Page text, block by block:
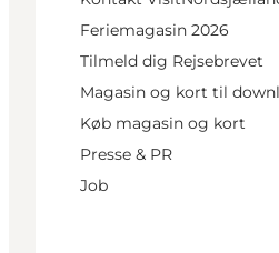
Feriemagasin 2026
Tilmeld dig Rejsebrevet
Magasin og kort til
Køb magasin og kort
Presse & PR
Job